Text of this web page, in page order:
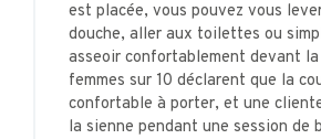
est placée, vous pouvez vous
douche, aller aux toilettes ou
asseoir confortablement devant
femmes sur 10 déclarent que la
confortable à porter, et une
la sienne pendant une session de